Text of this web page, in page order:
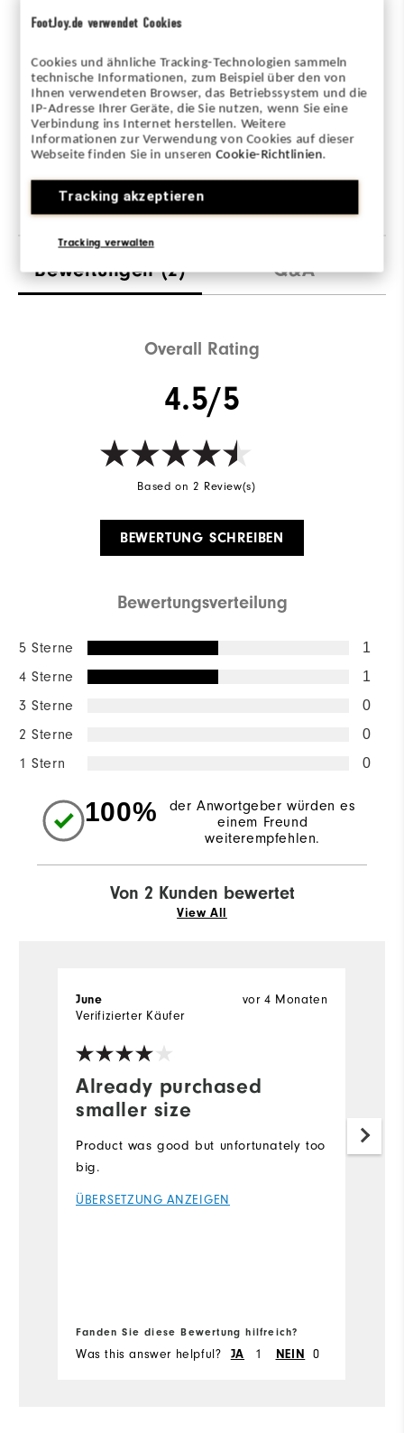
FootJoy.de verwendet Cookies
Cookies und ähnliche Tracking-Technologien sammeln
technische Informationen, zum Beispiel über den von
Ihnen verwendeten Browser, das Betriebssystem und die
IP-Adresse Ihrer Geräte, die Sie nutzen, wenn Sie eine
Verbindung ins Internet herstellen. Weitere
Informationen zur Verwendung von Cookies auf dieser
Webseite finden Sie in unserenCookie-Richtlinien.
Tracking akzeptieren
Tracking verwalten
360° Ansicht
Adam ist 1,88m groß und trägt M.
Bewertungen (2) Q&A
Overall Rating
4.5/5
Based on 2 Review(s)
BEWERTUNG SCHREIBEN
Bewertungsverteilung
5 Sterne 1
4 Sterne 1
3 Sterne 0
2 Sterne 0
1 Stern 0
100%
der Anwortgeber würden es
einem Freund
weiterempfehlen.
Von 2 Kunden bewertet
View All
Already purchased
smaller size
vor 4 Monaten
June
Verifizierter Käufer
Product was good but unfortunately too
big.
ÜBERSETZUNG ANZEIGEN
Fanden Sie diese Bewertung hilfreich?
Was this answer helpful? JA 1 NEIN 0